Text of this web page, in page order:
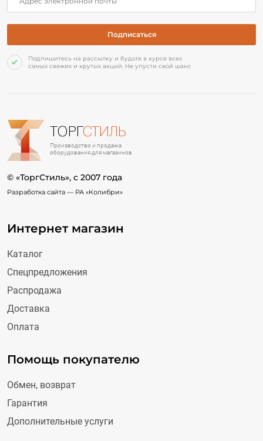
Подпишитесь на рассылку и будьте в курсе всех
самых свежих и крутых акций. Не упусти свой шанс
ТОРГСТИЛЬ
Производство и продажа
оборудования для магазинов
© «ТоргСтиль», c 2007 года
Разработка сайта — РА «Колибри»
Интернет магазин
Каталог
Спецпредложения
Распродажа
Доставка
Оплата
Помощь покупателю
Обмен, возврат
Гарантия
Дополнительные услуги